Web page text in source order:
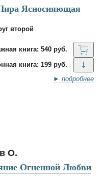
Ясносияющая
второй
книга: 540 руб.
книга: 199 руб.
► подробнее
О.
Огненной Любви